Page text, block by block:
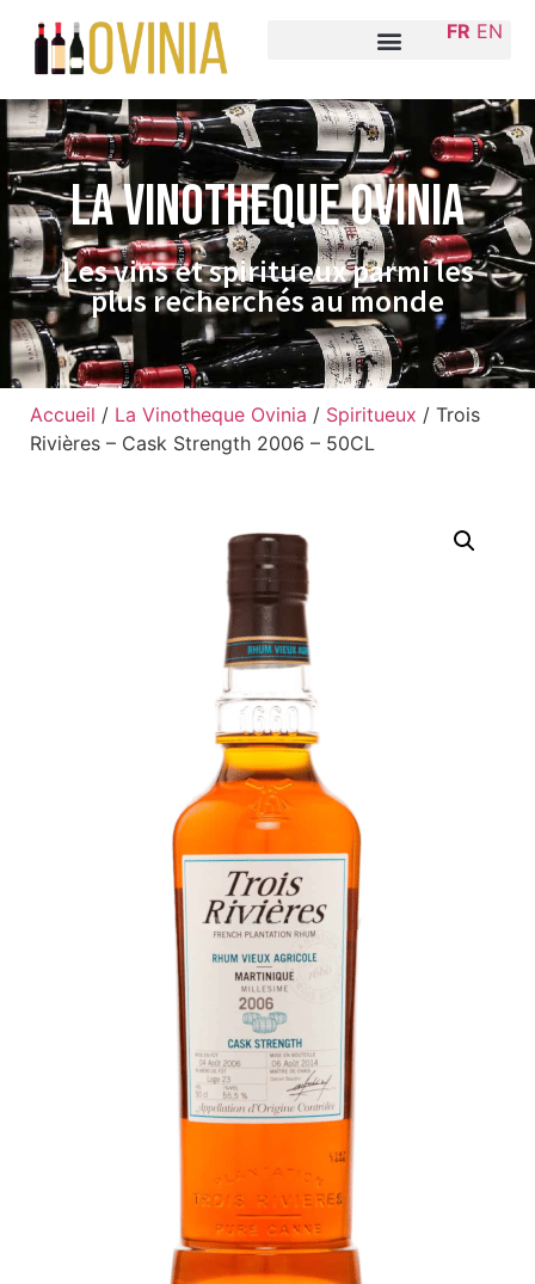
FR EN
La VINOTHEQUE Ovinia
Les vins et spiritueux parmi les
plus recherchés au monde
Accueil / La Vinotheque Ovinia / Spiritueux / Trois
Rivières – Cask Strength 2006 – 50CL